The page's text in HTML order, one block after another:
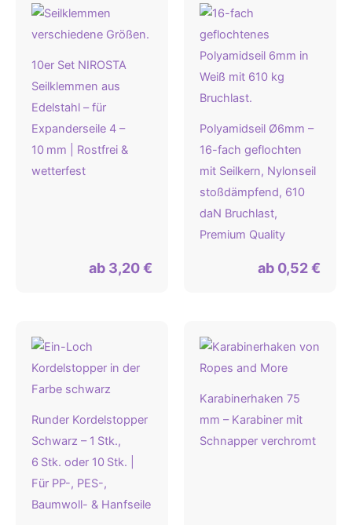
10er Set NIROSTA
Seilklemmen aus
Edelstahl – für
Expanderseile 4 –
10 mm | Rostfrei &
wetterfest
ab 3,20€
Polyamidseil Ø6mm –
16-fach geflochten
mit Seilkern, Nylonseil
stoßdämpfend, 610
daN Bruchlast,
Premium Quality
ab 0,52€
Runder Kordelstopper
Schwarz – 1 Stk.,
6 Stk. oder 10 Stk. |
Für PP-, PES-,
Baumwoll- & Hanfseile
Karabinerhaken 75
mm – Karabiner mit
Schnapper verchromt